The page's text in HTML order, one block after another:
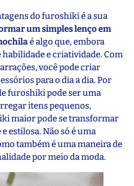
do furoshiki é a sua
um simples lenço em
é algo que, embora
habilidade e criatividade. Com
você pode criar
para o dia a dia. Por
furoshiki pode ser uma
itens pequenos,
maior pode se transformar
estilosa. Não só é uma
também é uma maneira de
por meio da moda.